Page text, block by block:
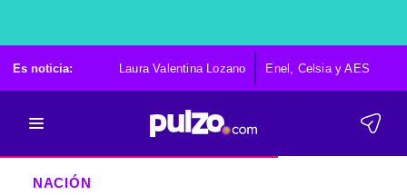
Es noticia: Laura Valentina Lozano Enel, Celsia y AES
NACIÓN